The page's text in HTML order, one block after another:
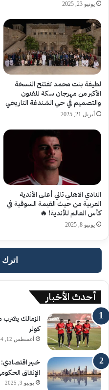
يونيو 23, 2025
لطيفة بنت محمد تفتتح النسخة
الأكبر من مهرجان سكة للفنون
والتصميم في حي الشندغة التاريخي
أبريل 21, 2025
النادي الاهلي ثاني أعلى الأندية
العربية من حيث القيمة السوقية في
كأس العالم للأندية! 🔥
يونيو 8, 2025
أحدث الأخبار
الزمالك
كولر
أغسطس 12, 2024
خبير
الإنفاق
يونيو 3, 2025